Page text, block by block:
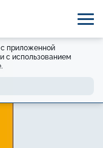
приложенной
и с использованием